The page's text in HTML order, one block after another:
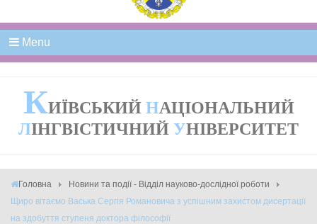
Menu
КИЇВСЬКИЙ НАЦІОНАЛЬНИЙ
ЛІНГВІСТИЧНИЙ УНІВЕРСИТЕТ
Головна
Новини та події - Відділ науково-дослідної роботи
Щиро вітаємо Васька Сергія Романовича з успішним захистом дисертації
на здобуття ступеня доктора філософії